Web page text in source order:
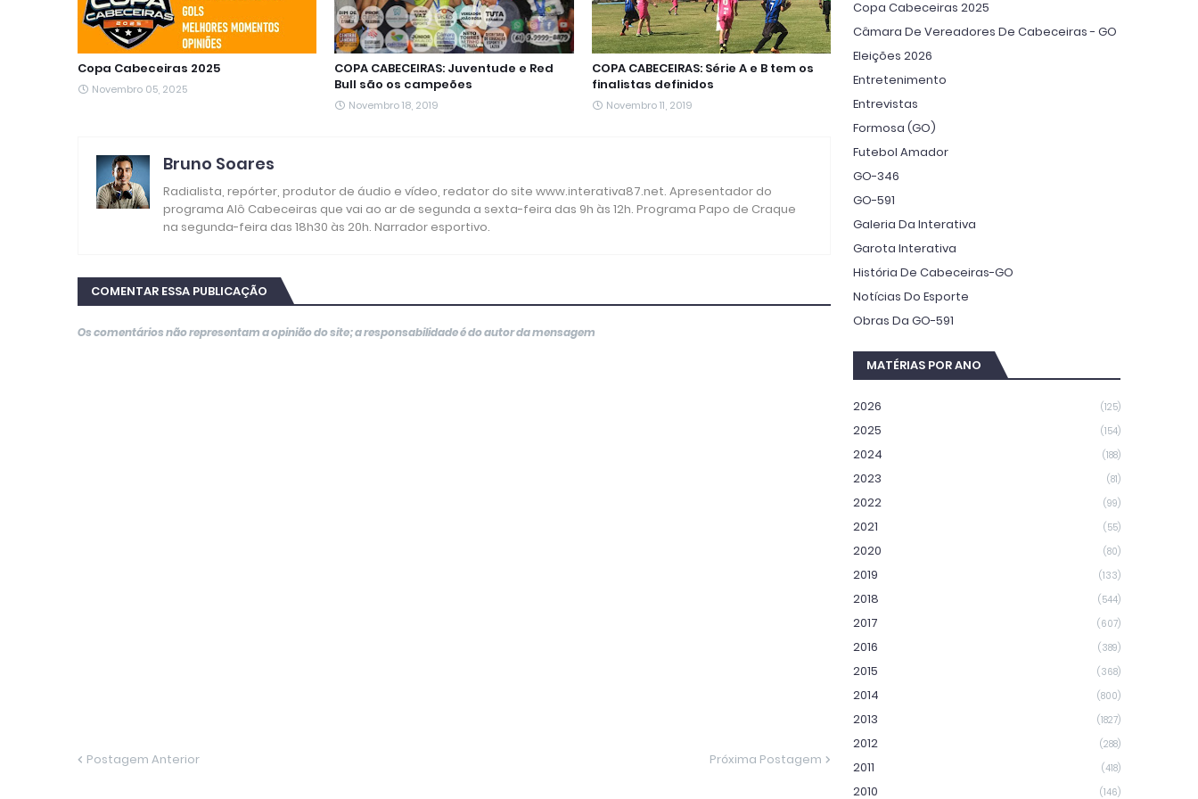
Copa Cabeceiras 2025
Novembro 05, 2025
COPA CABECEIRAS: Juventude e Red
Bull são os campeões
Novembro 18, 2019
COPA CABECEIRAS: Série A e B tem os
finalistas definidos
Novembro 11, 2019
Bruno Soares
Radialista, repórter, produtor de áudio e vídeo, redator do site www.interativa87.net. Apresentador do
programa Alô Cabeceiras que vai ao ar de segunda a sexta-feira das 9h às 12h. Programa Papo de Craque
na segunda-feira das 18h30 às 20h. Narrador esportivo.
COMENTAR ESSA PUBLICAÇÃO
Os comentários não representam a opinião do site; a responsabilidade é do autor da mensagem
Postagem Anterior Próxima Postagem
Copa Cabeceiras 2025
Câmara De Vereadores De Cabeceiras - GO
Eleições 2026
Entretenimento
Entrevistas
Formosa (GO)
Futebol Amador
GO-346
GO-591
Galeria Da Interativa
Garota Interativa
História De Cabeceiras-GO
Notícias Do Esporte
Obras Da GO-591
MATÉRIAS POR ANO
2026 (125)
2025 (154)
2024 (188)
2023 (81)
2022 (99)
2021 (55)
2020 (80)
2019 (133)
2018 (544)
2017 (607)
2016 (389)
2015 (368)
2014 (800)
2013 (1827)
2012 (288)
2011 (418)
2010 (146)